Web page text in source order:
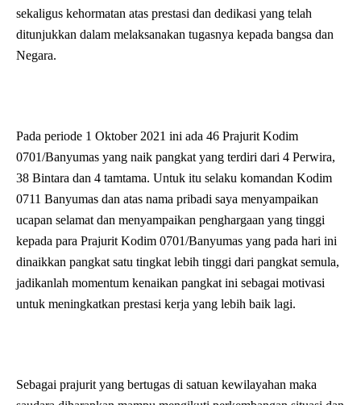
sekaligus kehormatan atas prestasi dan dedikasi yang telah
ditunjukkan dalam melaksanakan tugasnya kepada bangsa dan
Negara.
Pada periode 1 Oktober 2021 ini ada 46 Prajurit Kodim
0701/Banyumas yang naik pangkat yang terdiri dari 4 Perwira,
38 Bintara dan 4 tamtama. Untuk itu selaku komandan Kodim
0711 Banyumas dan atas nama pribadi saya menyampaikan
ucapan selamat dan menyampaikan penghargaan yang tinggi
kepada para Prajurit Kodim 0701/Banyumas yang pada hari ini
dinaikkan pangkat satu tingkat lebih tinggi dari pangkat semula,
jadikanlah momentum kenaikan pangkat ini sebagai motivasi
untuk meningkatkan prestasi kerja yang lebih baik lagi.
Sebagai prajurit yang bertugas di satuan kewilayahan maka